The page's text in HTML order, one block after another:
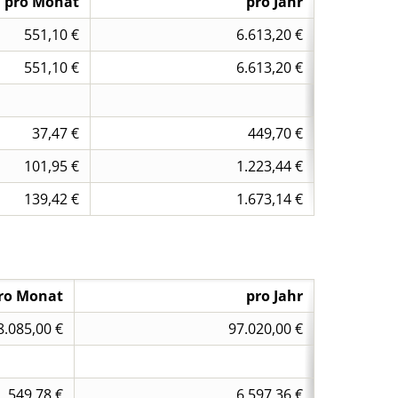
551,10 €
6.613,20 €
551,10 €
6.613,20 €
37,47 €
449,70 €
101,95 €
1.223,44 €
139,42 €
1.673,14 €
Monat
pro Jahr
€
97.020,00 €